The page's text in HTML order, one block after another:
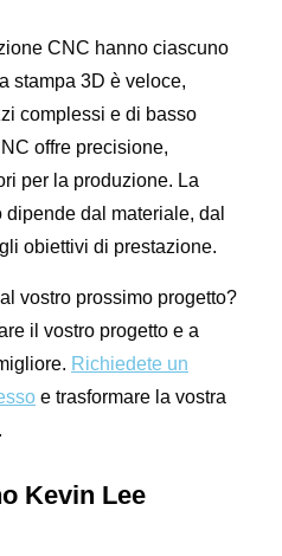
CNC hanno ciascuno
stampa 3D è veloce,
complessi e di basso
offre precisione,
per la produzione. La
dal materiale, dal
obiettivi di prestazione.
vostro prossimo progetto?
il vostro progetto e a
Richiedete un
e trasformare la vostra
Kevin Lee